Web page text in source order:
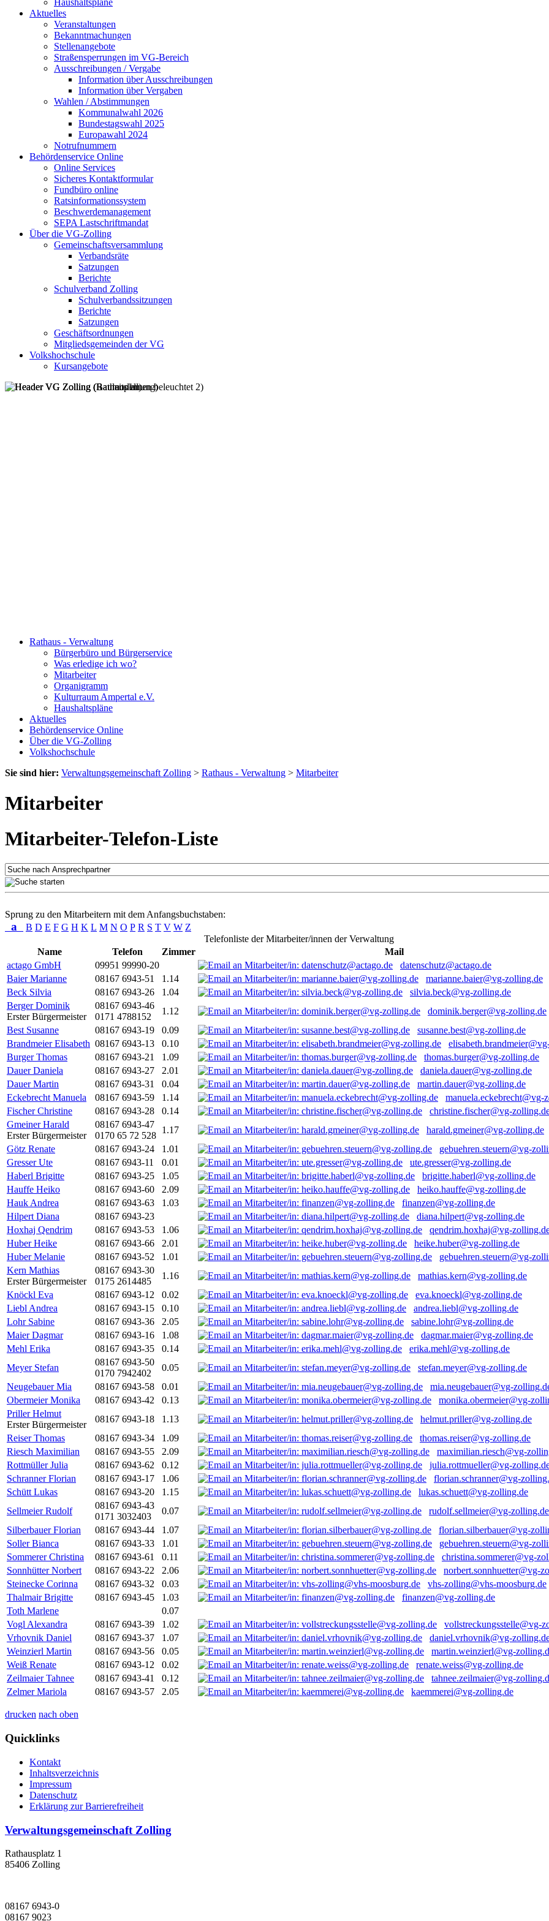
Haushaltspläne
Aktuelles
Veranstaltungen
Bekanntmachungen
Stellenangebote
Straßensperrungen im VG-Bereich
Ausschreibungen / Vergabe
Information über Ausschreibungen
Information über Vergaben
Wahlen / Abstimmungen
Kommunalwahl 2026
Bundestagswahl 2025
Europawahl 2024
Notrufnummern
Behördenservice Online
Online Services
Sicheres Kontaktformular
Fundbüro online
Ratsinformationssystem
Beschwerdemanagement
SEPA Lastschriftmandat
Über die VG-Zolling
Gemeinschaftsversammlung
Verbandsräte
Satzungen
Berichte
Schulverband Zolling
Schulverbandssitzungen
Berichte
Satzungen
Geschäftsordnungen
Mitgliedsgemeinden der VG
Volkshochschule
Kursangebote
Rathaus - Verwaltung
Bürgerbüro und Bürgerservice
Was erledige ich wo?
Mitarbeiter
Organigramm
Kulturraum Ampertal e.V.
Haushaltspläne
Aktuelles
Behördenservice Online
Über die VG-Zolling
Volkshochschule
Sie sind hier: Verwaltungsgemeinschaft Zolling > Rathaus - Verwaltung > Mitarbeiter
Mitarbeiter
Mitarbeiter-Telefon-Liste
Sprung zu den Mitarbeitern mit dem Anfangsbuchstaben:
a B D E F G H K L M N O P R S T V W Z
Telefonliste der Mitarbeiter/innen der Verwaltung
Name
Telefon Zimmer
Mail
actago GmbH
09951 99990-20
datenschutz@actago.de
Baier Marianne
08167 6943-51 1.14
marianne.baier@vg-zolling.de
Beck Silvia
08167 6943-26 1.04
silvia.beck@vg-zolling.de
Berger Dominik
Erster Bürgermeister
08167 6943-46
0171 4788152
1.12
dominik.berger@vg-zolling.de
Best Susanne
08167 6943-19 0.09
susanne.best@vg-zolling.de
Brandmeier Elisabeth 08167 6943-13 0.10
Burger Thomas
08167 6943-21 1.09
thomas.burger@vg-zolling.de
Dauer Daniela
08167 6943-27 2.01
daniela.dauer@vg-zolling.de
Dauer Martin
08167 6943-31 0.04
martin.dauer@vg-zolling.de
Eckebrecht Manuela
08167 6943-59 1.14
manuela.eckebrecht@vg-
Fischer Christine
08167 6943-28 0.14
christine.fischer@vg-
Gmeiner Harald
Erster Bürgermeister
08167 6943-47
0170 65 72 528
1.17
harald.gmeiner@vg-zolling.de
Götz Renate
08167 6943-24 1.01
gebuehren.steuern@vg-
Gresser Ute
08167 6943-11 0.01
ute.gresser@vg-zolling.de
Haberl Brigitte
08167 6943-25 1.05
brigitte.haberl@vg-zolling.de
Hauffe Heiko
08167 6943-60 2.09
heiko.hauffe@vg-zolling.de
Hauk Andrea
08167 6943-63 1.03
finanzen@vg-zolling.de
Hilpert Diana
08167 6943-23
diana.hilpert@vg-zolling.de
Hoxhaj Qendrim
08167 6943-53 1.06
qendrim.hoxhaj@vg-
Huber Heike
08167 6943-66 2.01
heike.huber@vg-zolling.de
Huber Melanie
08167 6943-52 1.01
gebuehren.steuern@vg-
Kern Mathias
Erster Bürgermeister
08167 6943-30
0175 2614485
1.16
mathias.kern@vg-zolling.de
Knöckl Eva
08167 6943-12 0.02
eva.knoeckl@vg-zolling.de
Liebl Andrea
08167 6943-15 0.10
andrea.liebl@vg-zolling.de
Lohr Sabine
08167 6943-36 2.05
sabine.lohr@vg-zolling.de
Maier Dagmar
08167 6943-16 1.08
dagmar.maier@vg-zolling.de
Mehl Erika
08167 6943-35 0.14
erika.mehl@vg-zolling.de
Meyer Stefan
08167 6943-50
0170 7942402
0.05
stefan.meyer@vg-zolling.de
Neugebauer Mia
08167 6943-58 0.01
mia.neugebauer@vg-
Obermeier Monika
08167 6943-42 0.13
monika.obermeier@vg-
Priller Helmut
Erster Bürgermeister
08167 6943-18 1.13
helmut.priller@vg-zolling.de
Reiser Thomas
08167 6943-34 1.09
thomas.reiser@vg-zolling.de
Riesch Maximilian
08167 6943-55 2.09
maximilian.riesch@vg-
Rottmüller Julia
08167 6943-62 0.12
julia.rottmueller@vg-
Schranner Florian
08167 6943-17 1.06
florian.schranner@vg-
Schütt Lukas
08167 6943-20 1.15
lukas.schuett@vg-zolling.de
Sellmeier Rudolf
08167 6943-43
0171 3032403
0.07
rudolf.sellmeier@vg-zolling.de
Silberbauer Florian
08167 6943-44 1.07
florian.silberbauer@vg-
Soller Bianca
08167 6943-33 1.01
gebuehren.steuern@vg-
Sommerer Christina
08167 6943-61 0.11
christina.sommerer@vg-
Sonnhütter Norbert
08167 6943-22 2.06
norbert.sonnhuetter@vg-
Steinecke Corinna
08167 6943-32 0.03
vhs-zolling@vhs-moosburg.de
Thalmair Brigitte
08167 6943-45 1.03
finanzen@vg-zolling.de
Toth Marlene
0.07
Vogl Alexandra
08167 6943-39 1.02
vollstreckungsstelle@vg-
Vrhovnik Daniel
08167 6943-37 1.07
daniel.vrhovnik@vg-
Weinzierl Martin
08167 6943-56 0.05
martin.weinzierl@vg-
Weiß Renate
08167 6943-12 0.02
renate.weiss@vg-zolling.de
Zeilmaier Tahnee
08167 6943-41 0.12
tahnee.zeilmaier@vg-
Zelmer Mariola
08167 6943-57 2.05 kaemmerei@vg-zolling.de
drucken nach oben
Quicklinks
Kontakt
Inhaltsverzeichnis
Impressum
Datenschutz
Erklärung zur Barrierefreiheit
Verwaltungsgemeinschaft Zolling
Rathausplatz 1
85406 Zolling
08167 6943-0
08167 9023